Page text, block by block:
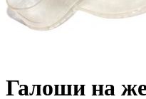
Галоши на